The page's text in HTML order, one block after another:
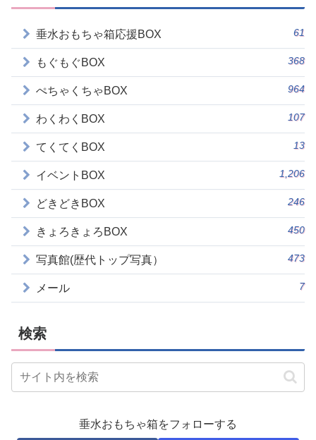
垂水おもちゃ箱応援BOX 61
もぐもぐBOX 368
ぺちゃくちゃBOX 964
わくわくBOX 107
てくてくBOX 13
イベントBOX 1,206
どきどきBOX 246
きょろきょろBOX 450
写真館(歴代トップ写真） 473
メール 7
検索
垂水おもちゃ箱をフォローする